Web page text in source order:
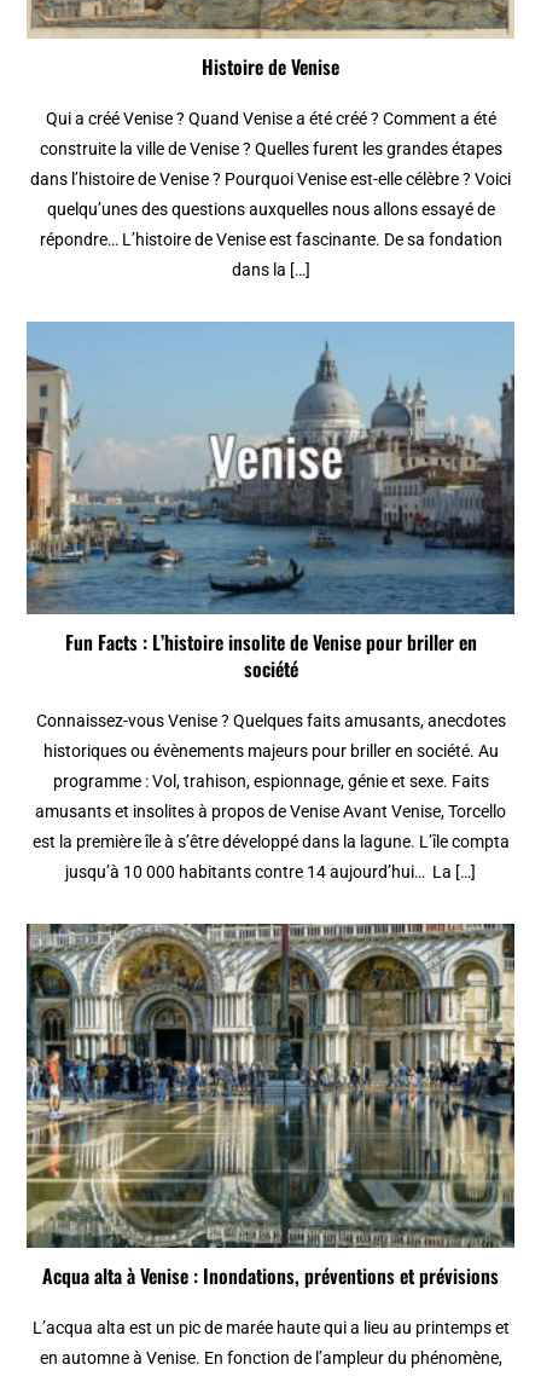
Histoire de Venise
Qui a créé Venise ? Quand Venise a été créé ? Comment a été
construite la ville de Venise ? Quelles furent les grandes étapes
dans l’histoire de Venise ? Pourquoi Venise est-elle célèbre ? Voici
quelqu’unes des questions auxquelles nous allons essayé de
répondre… L’histoire de Venise est fascinante. De sa fondation
dans la […]
Fun Facts : L’histoire insolite de Venise pour briller en
société
Connaissez-vous Venise ? Quelques faits amusants, anecdotes
historiques ou évènements majeurs pour briller en société. Au
programme : Vol, trahison, espionnage, génie et sexe. Faits
amusants et insolites à propos de Venise Avant Venise, Torcello
est la première île à s’être développé dans la lagune. L’île compta
jusqu’à 10 000 habitants contre 14 aujourd’hui… La […]
Acqua alta à Venise : Inondations, préventions et prévisions
L’acqua alta est un pic de marée haute qui a lieu au printemps et
en automne à Venise. En fonction de l’ampleur du phénomène,